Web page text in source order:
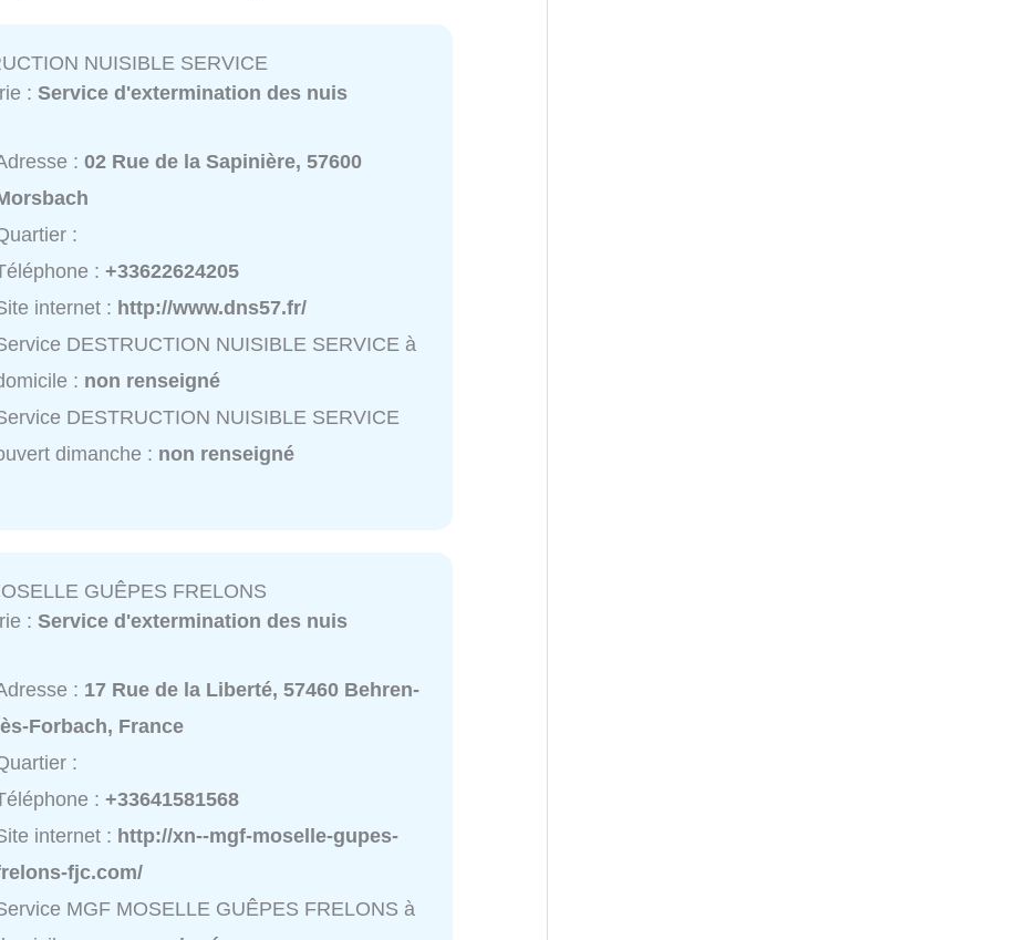
NUISIBLE SERVICE
:Service d'extermination des nuis
:02 Rue de la Sapinière, 57600
:
:+33622624205
internet : http://www.dns57.fr/
DESTRUCTION NUISIBLE SERVICE à
: non renseigné
DESTRUCTION NUISIBLE SERVICE
dimanche : non renseigné
GUÊPES FRELONS
:Service d'extermination des nuis
: 17 Rue de la Liberté, 57460 Behren-
Forbach, France
:
:+33641581568
internet : http://xn--mgf-moselle-gupes-
fjc.com/
MGF MOSELLE GUÊPES FRELONS à